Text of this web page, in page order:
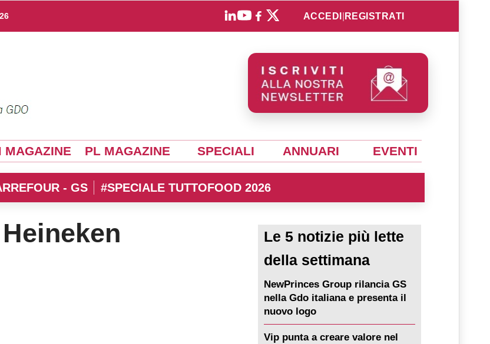
ACCEDI REGISTRATI
MAGAZINE PL MAGAZINE SPECIALI ANNUARI EVENTI
- GS #SPECIALE TUTTOFOOD 2026
Le 5 notizie più lette
della settimana
NewPrinces Group rilancia GS
nella Gdo italiana e presenta il
nuovo logo
Vip punta a creare valore nel